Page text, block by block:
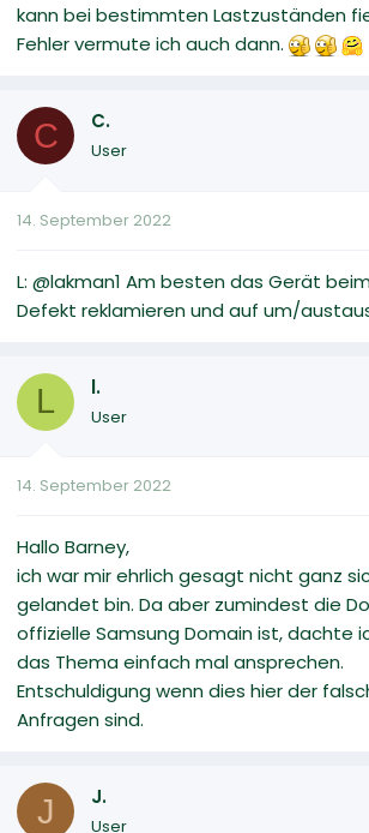
kann bei bestimmten Lastzuständen
Fehler vermute ich auch dann.
C C.
User
14. September 2022
L: @lakman1 Am besten das Gerät
Defekt reklamieren und auf um/
L l.
User
14. September 2022
Hallo Barney,
ich war mir ehrlich gesagt nicht ganz
gelandet bin. Da aber zumindest die
offizielle Samsung Domain ist, dachte
das Thema einfach mal ansprechen.
Entschuldigung wenn dies hier der
Anfragen sind.
J J.
User